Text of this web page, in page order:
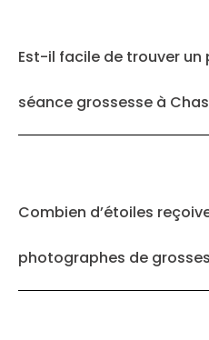
Est-il facile de trouver
séance grossesse à
Combien d’étoiles
photographes de